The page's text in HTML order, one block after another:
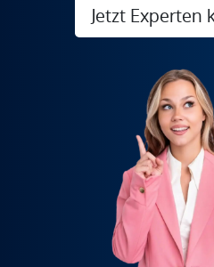
Jetzt Experten